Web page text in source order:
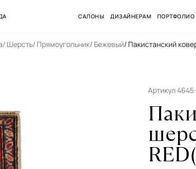
САЛОНЫ ДИЗАЙНЕРАМ ПОРТФОЛИО
/ Шерсть/ Прямоугольник/ Бежевый/ Пакистанский
Артикул